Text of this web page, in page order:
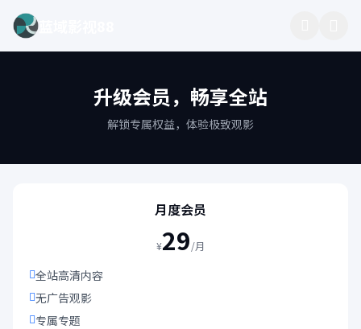
升级会员，畅享全站
解锁专属权益，体验极致观影
月度会员
¥29/月
全站高清内容
无广告观影
专属专题